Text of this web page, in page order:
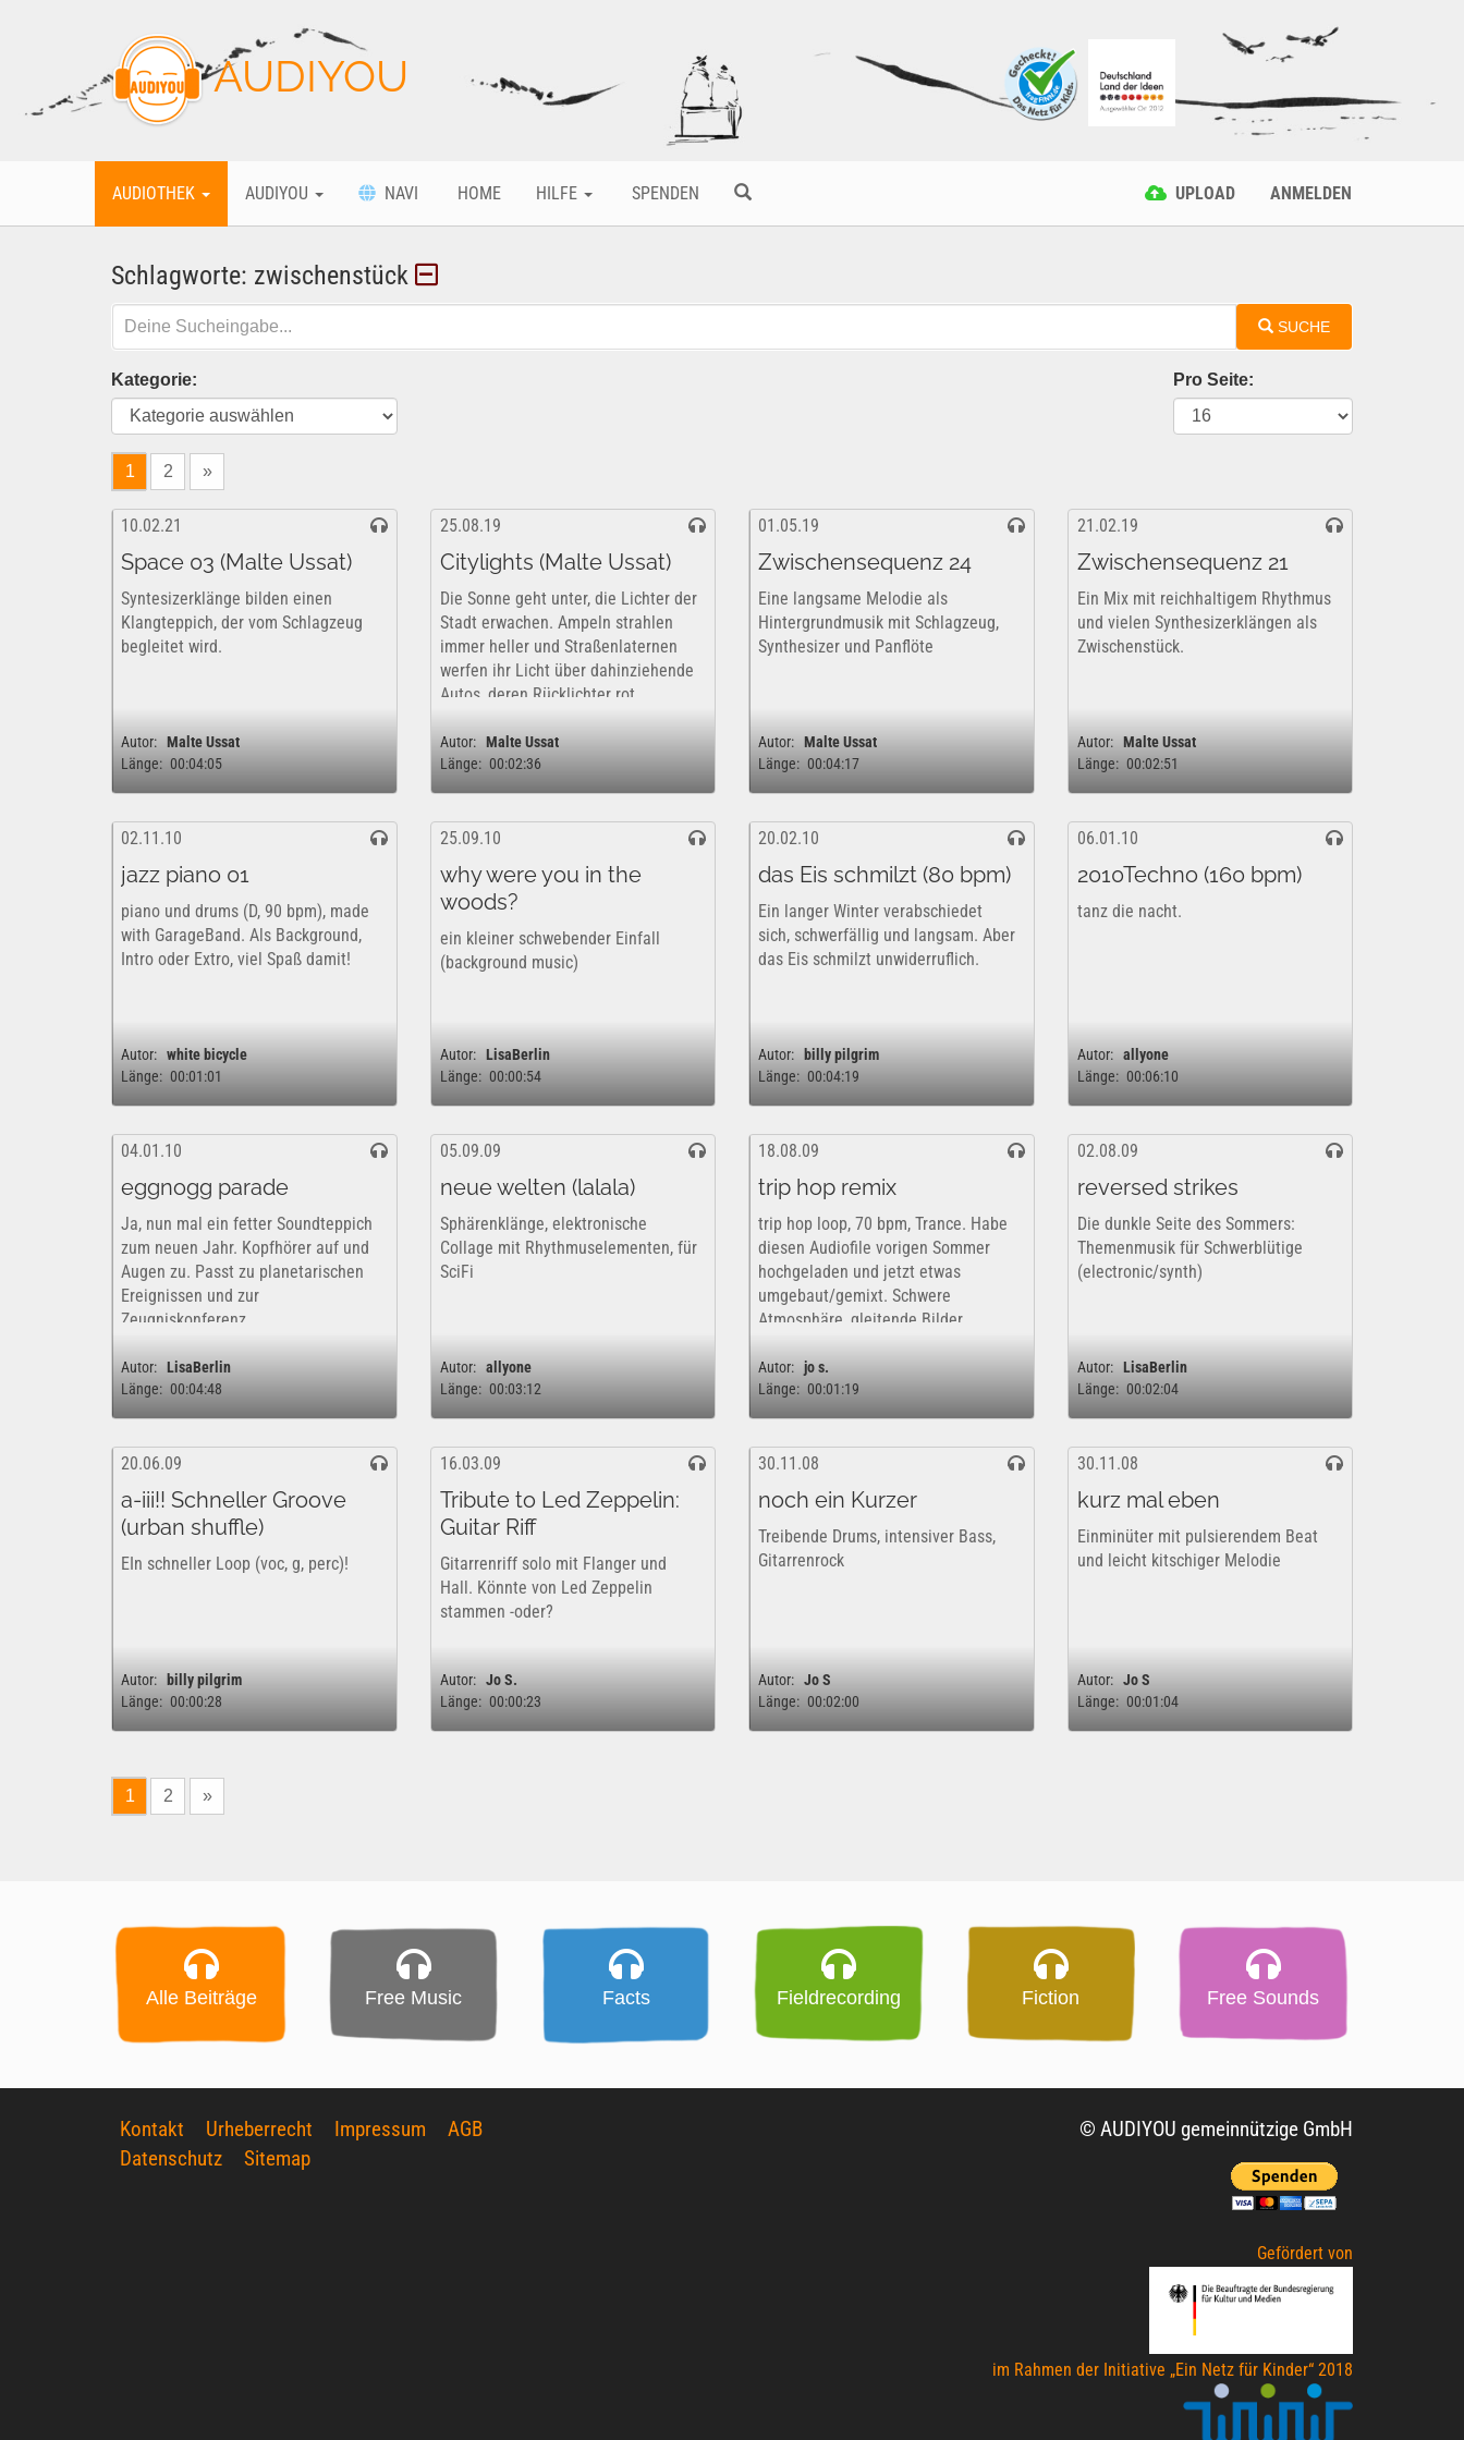
AUDIYOU
AUDIOTHEK AUDIYOU NAVI HOME HILFE SPENDEN UPLOAD ANMELDEN
Schlagworte: zwischenstück
SUCHE
Kategorie: Pro Seite:
1 2 »
10.02.21
Space 03 (Malte Ussat)
Syntesizerklänge bilden einen
Klangteppich, der vom Schlagzeug
begleitet wird.
Autor: Malte Ussat
Länge: 00:04:05
25.08.19
Citylights (Malte Ussat)
Die Sonne geht unter, die Lichter der
Stadt erwachen. Ampeln strahlen
immer heller und Straßenlaternen
werfen ihr Licht über dahinziehende
Autos, deren Rücklichter rot
vorbeigehenden Nachtschwärmern
wird von den Werbetafeln...
Autor: Malte Ussat
Länge: 00:02:36
01.05.19
Zwischensequenz 24
Eine langsame Melodie als
Hintergrundmusik mit Schlagzeug,
Synthesizer und Panflöte
Autor: Malte Ussat
Länge: 00:04:17
21.02.19
Zwischensequenz 21
Ein Mix mit reichhaltigem Rhythmus
und vielen Synthesizerklängen als
Zwischenstück.
Autor: Malte Ussat
Länge: 00:02:51
02.11.10
jazz piano 01
piano und drums (D, 90 bpm), made
with GarageBand. Als Background,
Intro oder Extro, viel Spaß damit!
Autor: white bicycle
Länge: 00:01:01
25.09.10
why were you in the
woods?
ein kleiner schwebender Einfall
(background music)
Autor: LisaBerlin
Länge: 00:00:54
20.02.10
das Eis schmilzt (80 bpm)
Ein langer Winter verabschiedet
sich, schwerfällig und langsam. Aber
das Eis schmilzt unwiderruflich.
Autor:
billy pilgrim
Länge: 00:04:19
06.01.10
2010Techno (160 bpm)
tanz die nacht.
Autor: allyone
Länge: 00:06:10
04.01.10
eggnogg parade
Ja, nun mal ein fetter Soundteppich
zum neuen Jahr. Kopfhörer auf und
Augen zu. Passt zu planetarischen
Ereignissen und zur
Zeugniskonferenz.
Autor: LisaBerlin
Länge: 00:04:48
05.09.09
neue welten (lalala)
Sphärenklänge, elektronische
Collage mit Rhythmuselementen, für
SciFi
Autor: allyone
Länge: 00:03:12
18.08.09
trip hop remix
trip hop loop, 70 bpm, Trance. Habe
diesen Audiofile vorigen Sommer
hochgeladen und jetzt etwas
umgebaut/gemixt. Schwere
Atmosphäre, gleitende Bilder.
Autor: jo s.
Länge: 00:01:19
02.08.09
reversed strikes
Die dunkle Seite des Sommers:
Themenmusik für Schwerblütige
(electronic/synth)
Autor: LisaBerlin
Länge: 00:02:04
20.06.09
a-iii!! Schneller Groove
(urban shuffle)
EIn schneller Loop (voc, g, perc)!
Autor:
billy pilgrim
Länge: 00:00:28
16.03.09
Tribute to Led Zeppelin:
Guitar Riff
Gitarrenriff solo mit Flanger und
Hall. Könnte von Led Zeppelin
stammen -oder?
Autor: Jo S.
Länge: 00:00:23
30.11.08
noch ein Kurzer
Treibende Drums, intensiver Bass,
Gitarrenrock
Autor: Jo S
Länge: 00:02:00
30.11.08
kurz mal eben
Einminüter mit pulsierendem Beat
und leicht kitschiger Melodie
Autor: Jo S
Länge: 00:01:04
1 2 »
Alle Beiträge Free Music Facts Fieldrecording Fiction Free Sounds
Kontakt Urheberrecht Impressum
AGB
Datenschutz
Sitemap
© AUDIYOU gemeinnützige GmbH
Gefördert von
im Rahmen der Initiative „Ein Netz für Kinder“ 2018